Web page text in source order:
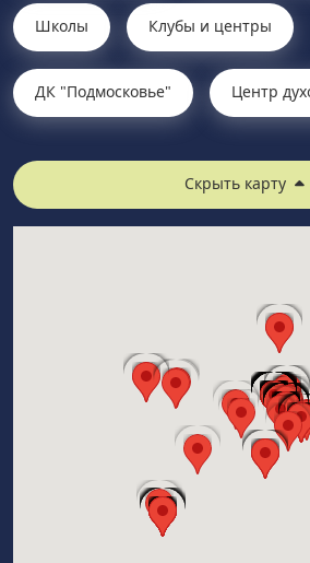
Школы Клубы и центры
ДК "Подмосковье" Центр
Скрыть карту